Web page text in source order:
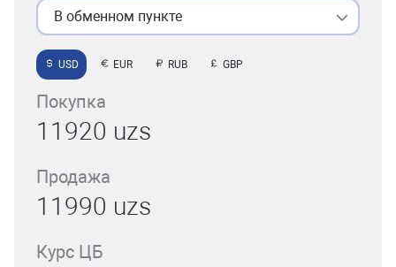
В обменном пункте
USD EUR RUB GBP
Покупка
11920 uzs
Продажа
11990 uzs
Курс ЦБ